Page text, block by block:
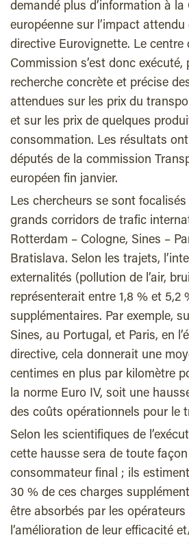
demandé plus d’information à la
européenne sur l’impact
directive Eurovignette. Le centre
Commission s’est donc exécuté,
recherche concrète et précise
attendues sur les prix du
et sur les prix de quelques
consommation. Les résultats
députés de la commission
européen fin janvier.
Les chercheurs se sont
grands corridors de trafic
Rotterdam – Cologne, Sines –
Bratislava. Selon les trajets,
externalités (pollution de l’air,
représenterait entre 1,8 % et 5,2
supplémentaires. Par exemple,
Sines, au Portugal, et Paris, en
directive, cela donnerait une
centimes en plus par kilomètre
la norme Euro IV, soit une
des coûts opérationnels pour le
Selon les scientifiques de
cette hausse sera de toute
consommateur final ; ils
30 % de ces charges
être absorbés par les opérateurs
l’amélioration de leur efficacité